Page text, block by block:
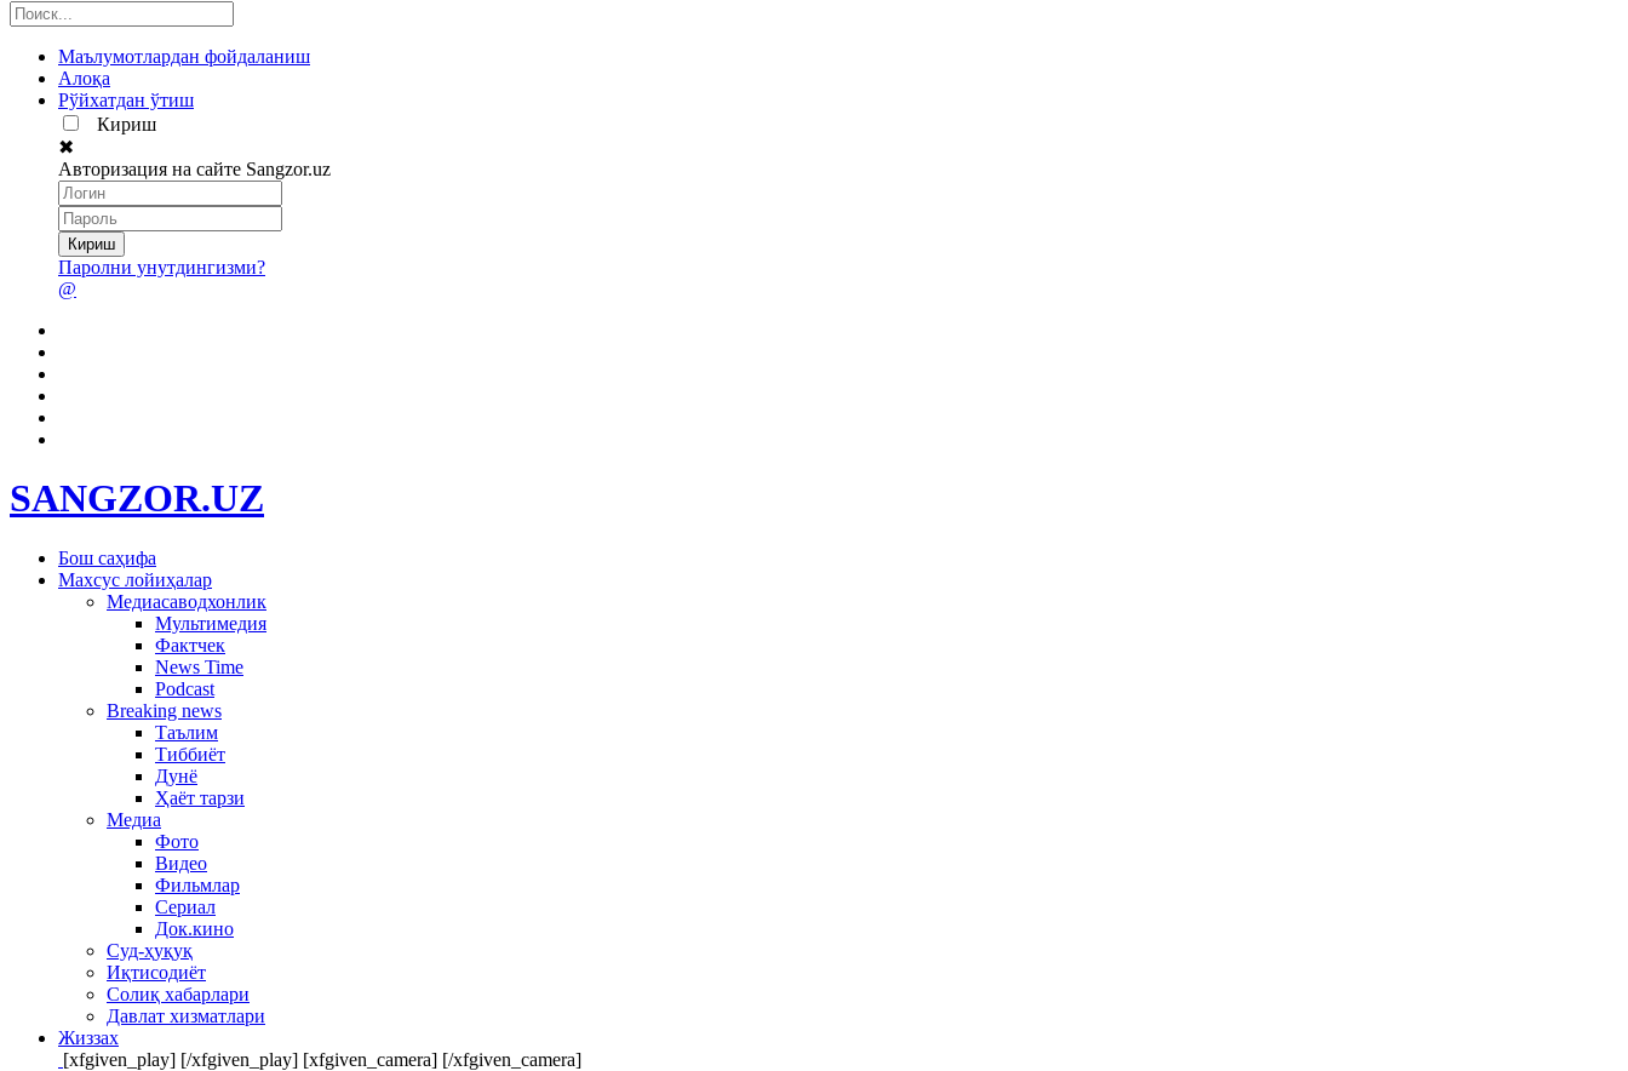
Маълумотлардан фойдаланиш
Алоқа
Рўйхатдан ўтиш
Кириш
✖
Авторизация на сайте Sangzor.uz
Паролни унутдингизми?
@
SANGZOR.UZ
Бош саҳифа
Махсус лойиҳалар
Медиасаводхонлик
Мультимедия
Фактчек
News Time
Podcast
Breaking news
Таълим
Тиббиёт
Дунё
Ҳаёт тарзи
Медиа
Фото
Видео
Фильмлар
Сериал
Док.кино
Суд-ҳуқуқ
Иқтисодиёт
Солиқ хабарлари
Давлат хизматлари
Жиззах
[xfgiven_play] [/xfgiven_play] [xfgiven_camera] [/xfgiven_camera]